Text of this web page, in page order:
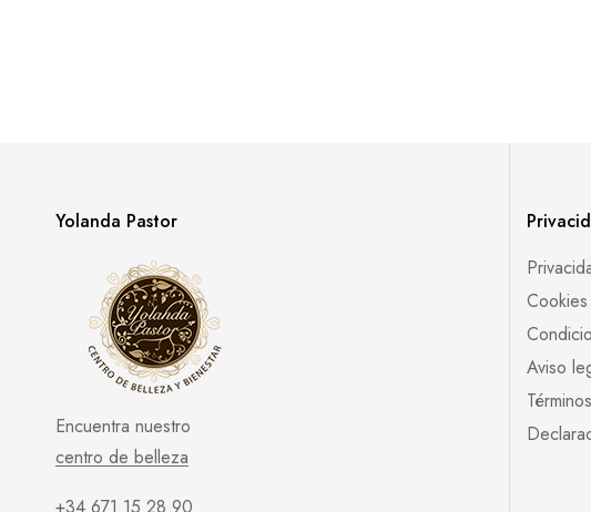
Yolanda Pastor
Encuentra nuestro
centro de belleza
+34 671 15 28 90
Cookies
Aviso